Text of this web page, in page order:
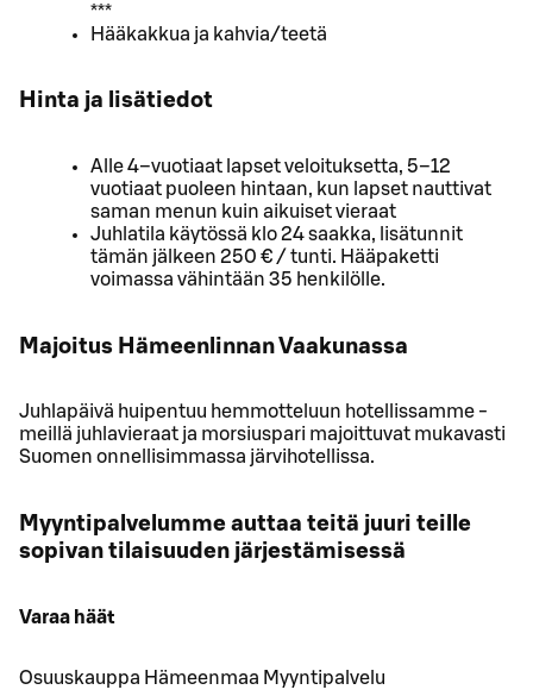
***
Hääkakkua ja kahvia/teetä
Hinta ja lisätiedot
Alle 4–vuotiaat lapset veloituksetta, 5–12
vuotiaat puoleen hintaan, kun lapset nauttivat
saman menun kuin aikuiset vieraat
Juhlatila käytössä klo 24 saakka, lisätunnit
tämän jälkeen 250 € / tunti. Hääpaketti
voimassa vähintään 35 henkilölle.
Majoitus Hämeenlinnan Vaakunassa
Juhlapäivä huipentuu hemmotteluun hotellissamme -
meillä juhlavieraat ja morsiuspari majoittuvat mukavasti
Suomen onnellisimmassa järvihotellissa.
Myyntipalvelumme auttaa teitä juuri teille
sopivan tilaisuuden järjestämisessä
Varaa häät
Osuuskauppa Hämeenmaa Myyntipalvelu